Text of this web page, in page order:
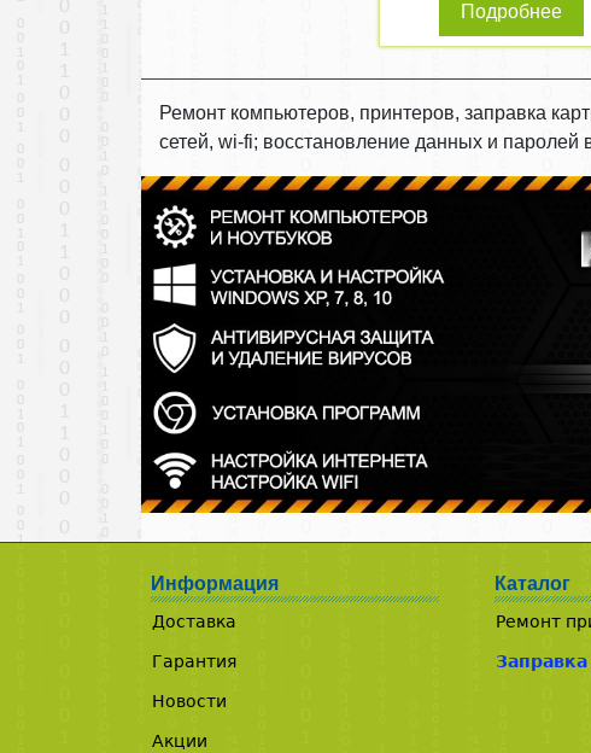
Подробнее
Ремонт компьютеров, принтеров, заправка
сетей, wi-fi; восстановление данных и
Информация
Доставка
Гарантия
Новости
Акции
Каталог
Ремонт